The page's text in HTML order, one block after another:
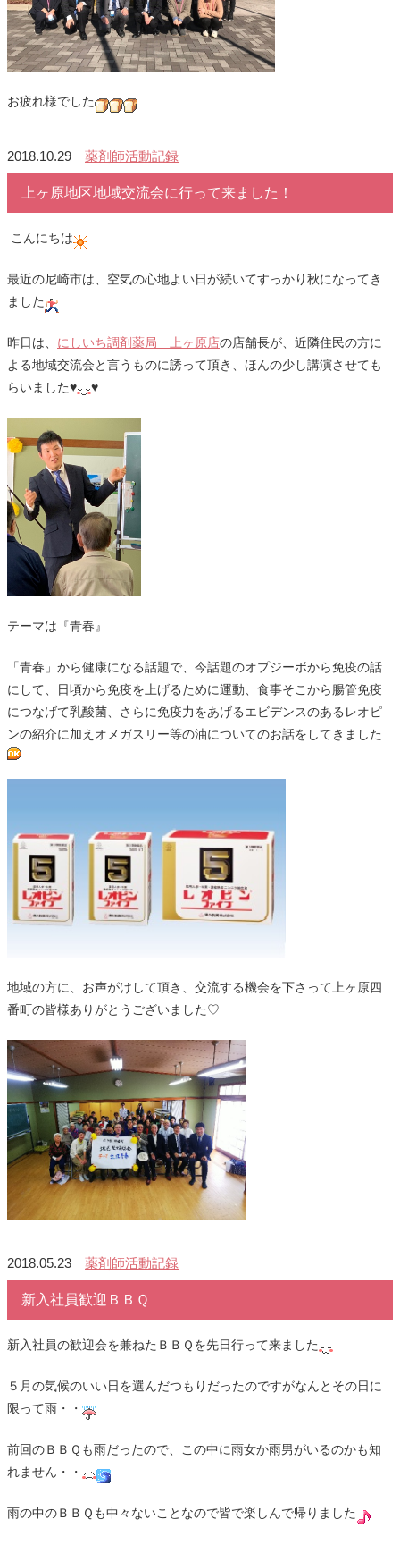
お疲れ様でした
2018.10.29 薬剤師活動記録
上ヶ原地区地域交流会に行って来ました！
こんにちは
最近の尼崎市は、空気の心地よい日が続いてすっかり秋になってき
ました
昨日は、 にしいち調剤薬局 上ヶ原店の店舗長が、近隣住民の方に
よる地域交流会と言うものに誘って頂き、ほんの少し講演させても
らいました♥
♥
テーマは『青春』
「青春」から健康になる話題で、今話題のオプジーボから免疫の話
にして、日頃から免疫を上げるために運動、食事そこから腸管免疫
につなげて乳酸菌、さらに免疫力をあげるエビデンスのあるレオピ
ンの紹介に加えオメガスリー等の油についてのお話をしてきました
地域の方に、お声がけして頂き、交流する機会を下さって上ヶ原四
番町の皆様ありがとうございました♡
2018.05.23 薬剤師活動記録
新入社員歓迎ＢＢＱ
新入社員の歓迎会を兼ねたＢＢＱを先日行って来ました
５月の気候のいい日を選んだつもりだったのですがなんとその日に
限って雨・・
前回のＢＢＱも雨だったので、この中に雨女か雨男がいるのかも知
れません・・
雨の中のＢＢＱも中々ないことなので皆で楽しんで帰りました